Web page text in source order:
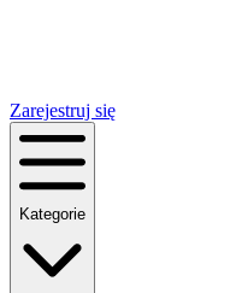
Zarejestruj się
Kategorie